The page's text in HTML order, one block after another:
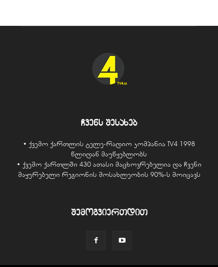
ჩვენს შესახებ
• ქვემო ქართლის ტელე-რადიო კომპანია TV4 1998
წლიდან მაუწყებლობს
• ქვემო ქართლში 430 ათასი მაცხოვრებელია და ჩვენი
მაყურებელი რეგიონის მოსახლეობის 90%-ს მოიცავს
შემოგვიერთდით